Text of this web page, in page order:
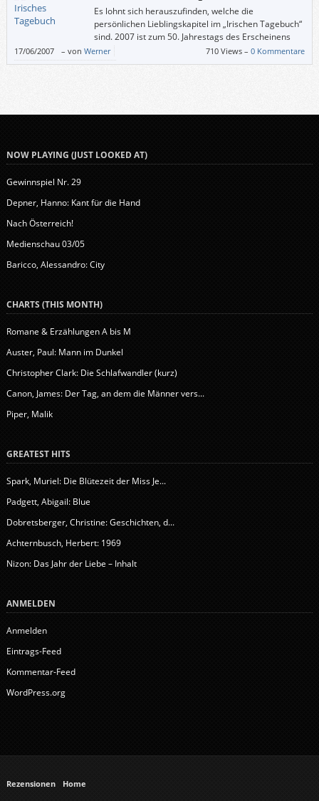
Es lohnt sich herauszufinden, welche die
persönlichen Lieblingskapitel im „Irischen Tagebuch“
sind. 2007 ist zum 50. Jahrestags des Erscheinens
beim Verlag Kiepenheuer & Witsch eine
Sonderausgabe mit zahlreichen Fotos erschienen. Aber auch die normale
17/06/2007 – von Werner 710 Views –0 Kommentare
NOW PLAYING (JUST LOOKED AT)
Gewinnspiel Nr. 29
Depner, Hanno: Kant für die Hand
Nach Österreich!
Medienschau 03/05
Baricco, Alessandro: City
CHARTS (THIS MONTH)
Romane & Erzählungen A bis M
Auster, Paul: Mann im Dunkel
Christopher Clark: Die Schlafwandler (kurz)
Canon, James: Der Tag, an dem die Männer vers...
Piper, Malik
GREATEST HITS
Spark, Muriel: Die Blütezeit der Miss Je...
Padgett, Abigail: Blue
Dobretsberger, Christine: Geschichten, d...
Achternbusch, Herbert: 1969
Nizon: Das Jahr der Liebe – Inhalt
ANMELDEN
Anmelden
Eintrags-Feed
Kommentar-Feed
WordPress.org
Rezensionen Home